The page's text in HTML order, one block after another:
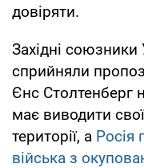
довіряти.
Західні
сприйняли
Єнс Столтенберг
має виводити
території, а Росія
війська з